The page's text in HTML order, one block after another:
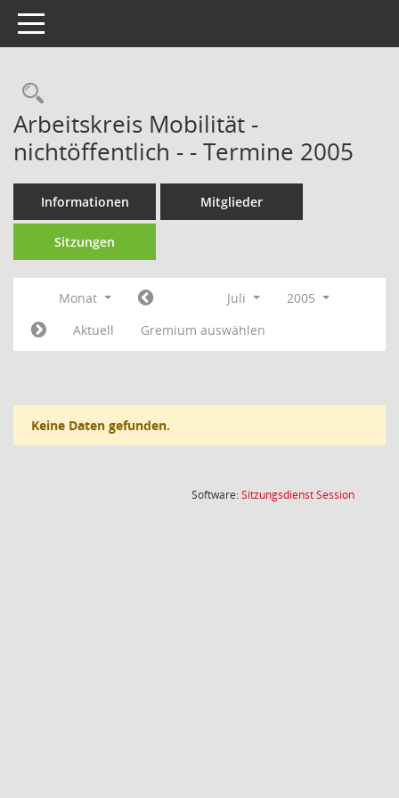
Toggle navigation
Rechercheauswahl
Arbeitskreis Mobilität -
nichtöffentlich - - Termine 2005
Informationen Mitglieder
Sitzungen
Monat Juli
2005
Aktuell
Gremium auswählen
Keine Daten gefunden.
Software:SitzungsdienstSession(Wird in